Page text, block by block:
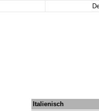
Italienisch